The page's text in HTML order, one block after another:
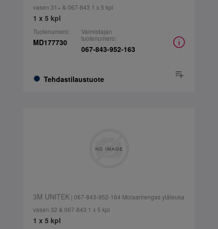
vasen 31+ & 067-843 1 x 5 kpl
1 x 5 kpl
Tuotenumero:
MD177730
Tehdastilaustuote
Valmistajan
tuotenumero:
067-843-952-163
3M UNITEK| 067-843-952-164 Molaarirengas yläleuka
vasen 32 & 067-843 1 x 5 kpl
1 x 5 kpl